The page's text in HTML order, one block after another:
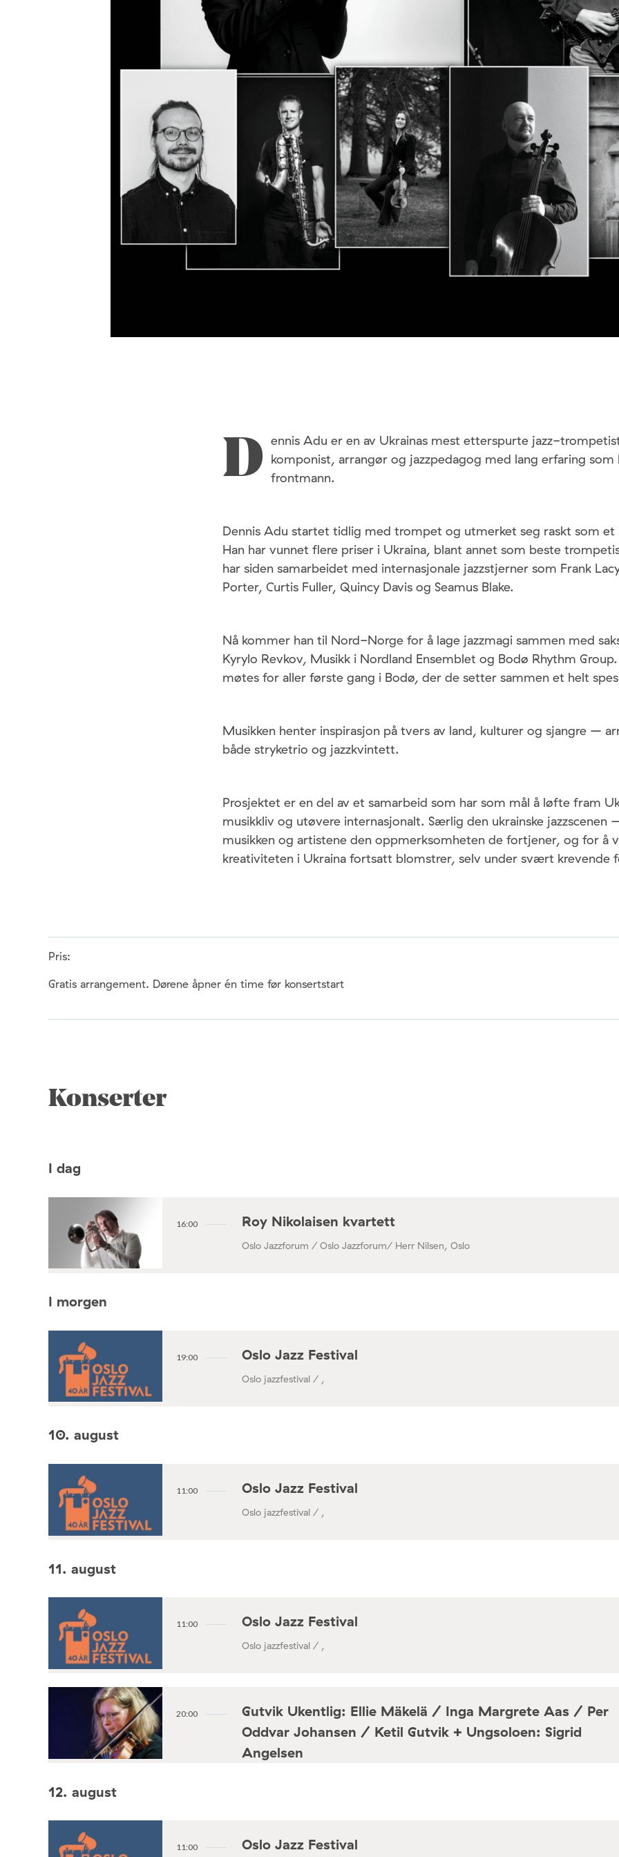
D ennis Adu er en av Ukrainas mest etterspurte jazz-
komponist, arrangør og jazzpedagog med lang erfaring som
frontmann.
Dennis Adu startet tidlig med trompet og utmerket seg raskt som
Han har vunnet flere priser i Ukraina, blant annet som beste
har siden samarbeidet med internasjonale jazzstjerner som Frank
Porter, Curtis Fuller, Quincy Davis og Seamus Blake.
Nå kommer han til Nord-Norge for å lage jazzmagi sammen med
Kyrylo Revkov, Musikk i Nordland Ensemblet og Bodø Rhythm
møtes for aller første gang i Bodø, der de setter sammen et helt
Musikken henter inspirasjon på tvers av land, kulturer og sjangre –
både stryketrio og jazzkvintett.
Prosjektet er en del av et samarbeid som har som mål å løfte fram
musikkliv og utøvere internasjonalt. Særlig den ukrainske jazzscenen
musikken og artistene den oppmerksomheten de fortjener, og for å
kreativiteten i Ukraina fortsatt blomstrer, selv under svært krevende
Pris:
Gratis arrangement. Dørene åpner én time før konsertstart
Konserter
I dag
16:00 Roy Nikolaisen kvartett
Oslo Jazzforum / Oslo Jazzforum/ Herr Nilsen, Oslo
I morgen
19:00 Oslo Jazz Festival
Oslo jazzfestival / ,
10. august
11:00 Oslo Jazz Festival
Oslo jazzfestival / ,
11. august
11:00 Oslo Jazz Festival
Oslo jazzfestival / ,
20:00
Gutvik Ukentlig: Ellie Mäkelä / Inga Margrete Aas / Per
Oddvar Johansen / Ketil Gutvik + Ungsoloen: Sigrid
Angelsen
12. august
11:00 Oslo Jazz Festival